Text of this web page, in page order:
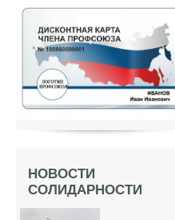
НОВОСТИ
СОЛИДАРНОСТИ